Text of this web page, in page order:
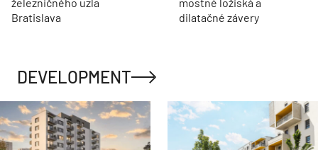
Bratislava
dilatačné závery
DEVELOPMENT